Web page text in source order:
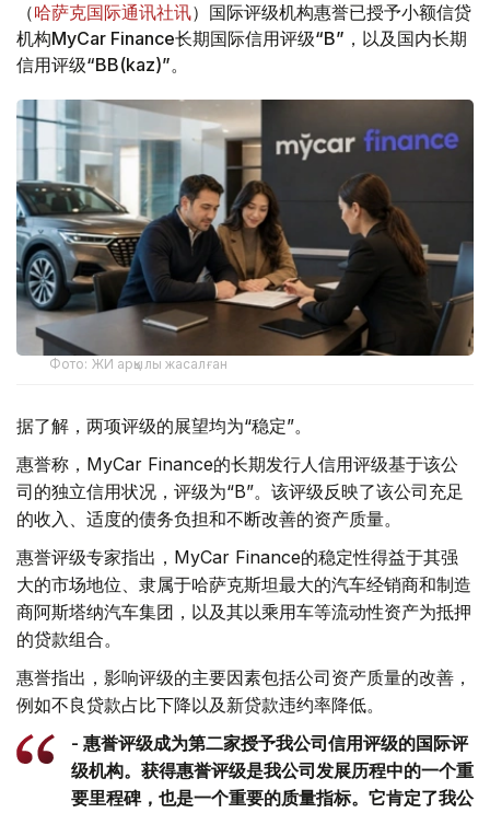
（哈萨克国际通讯社讯）国际评级机构惠誉已授予小额信贷
机构MyCar Finance长期国际信用评级“B”，以及国内长期
信用评级“BB(kaz)”。
Фото: ЖИ арқылы жасалған
据了解，两项评级的展望均为“稳定”。
惠誉称，MyCar Finance的长期发行人信用评级基于该公
司的独立信用状况，评级为“B”。该评级反映了该公司充足
的收入、适度的债务负担和不断改善的资产质量。
惠誉评级专家指出，MyCar Finance的稳定性得益于其强
大的市场地位、隶属于哈萨克斯坦最大的汽车经销商和制造
商阿斯塔纳汽车集团，以及其以乘用车等流动性资产为抵押
的贷款组合。
惠誉指出，影响评级的主要因素包括公司资产质量的改善，
例如不良贷款占比下降以及新贷款违约率降低。
- 惠誉评级成为第二家授予我公司信用评级的国际评
级机构。获得惠誉评级是我公司发展历程中的一个重
要里程碑，也是一个重要的质量指标。它肯定了我公